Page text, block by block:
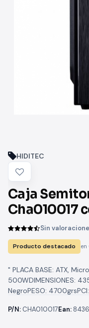
HIDITEC
Caja
Cha010017
Sin
Producto destacado en
" PLACA BASE: ATX,
500WDIMENSIONES:
NegroPESO:
P/N: CHA010017Ean: